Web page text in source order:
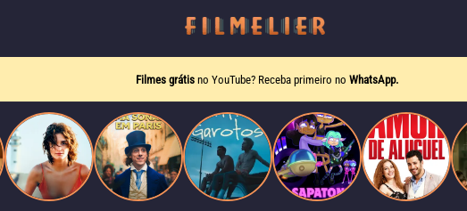
Filmes grátis no YouTube? Receba primeiro no WhatsApp.